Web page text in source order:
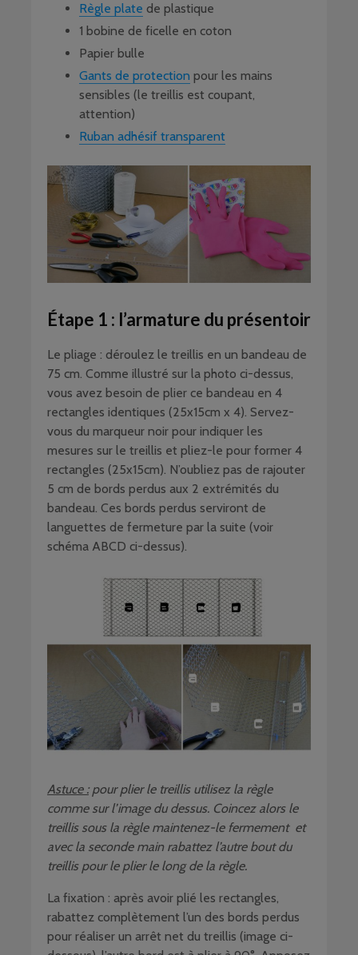
Règle plate de plastique
1 bobine de ficelle en coton
Papier bulle
Gants de protection pour les mains
sensibles (le treillis est coupant,
attention)
Ruban adhésif transparent
Étape 1 : l’armature du présentoir
Le pliage : déroulez le treillis en un bandeau de
75 cm. Comme illustré sur la photo ci-dessus,
vous avez besoin de plier ce bandeau en 4
rectangles identiques (25x15cm x 4). Servez-
vous du marqueur noir pour indiquer les
mesures sur le treillis et pliez-le pour former 4
rectangles (25x15cm). N’oubliez pas de rajouter
5 cm de bords perdus aux 2 extrémités du
bandeau. Ces bords perdus serviront de
languettes de fermeture par la suite (voir
schéma ABCD ci-dessus).
Astuce :pour plier le treillis utilisez la règle
comme sur l’image du dessus. Coincez alors le
treillis sous la règle maintenez-le fermement et
avec la seconde main rabattez l’autre bout du
treillis pour le plier le long de la règle.
La fixation : après avoir plié les rectangles,
rabattez complètement l’un des bords perdus
pour réaliser un arrêt net du treillis (image ci-